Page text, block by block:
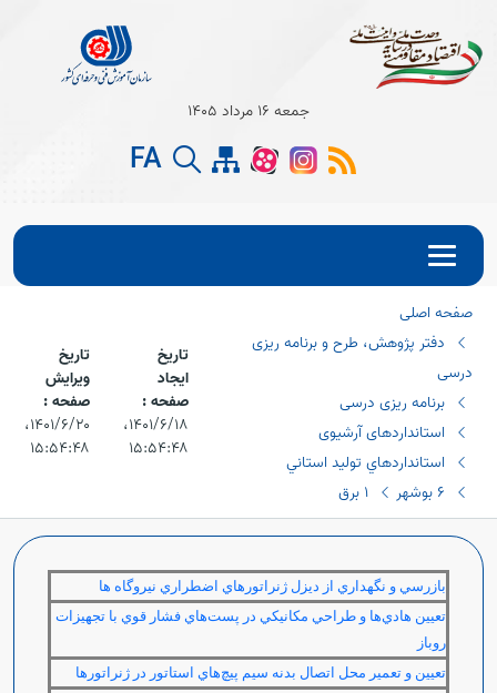
Open
جمعه 16 مرداد 1405
FA
صفحه اصلی
دفتر پژوهش، طرح و برنامه ریزی
درسی
برنامه ریزی درسی
استانداردهای آرشیوی
استانداردهاي توليد استاني
٦ بوشهر
١ برق
تاریخ
ایجاد
صفحه :
۱۴۰۱/۶/۱۸،‏
۱۵:۵۴:۴۸
تاریخ
ویرایش
صفحه :
۱۴۰۱/۶/۲۰،‏
۱۵:۵۴:۴۸
بازرسي و نگهداري‌ از ديزل‌ ژنراتورهاي‌ اضطراري‌ نيروگاه ها
تعيين هادي‌ها و طراحي‌ مكانيكي‌ در پست‌هاي‌ فشار قوي‌ با تجهيزات‌
روباز
تعيين‌ و تعمير محل‌ اتصال‌ بدنه سيم ‌پيچ‌هاي‌ استاتور در ژنراتورها